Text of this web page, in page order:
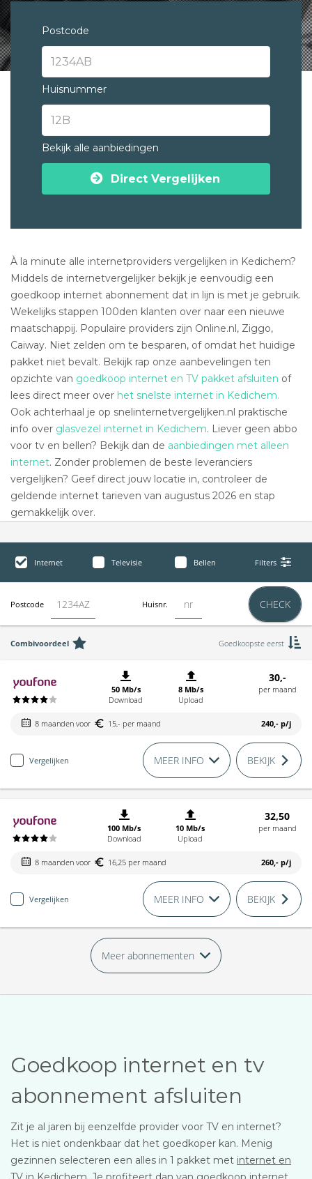
Postcode
Huisnummer
Bekijk alle aanbiedingen
Direct Vergelijken
À la minute alle internetproviders vergelijken in Kedichem?
Middels de internetvergelijker bekijk je eenvoudig een
goedkoop internet abonnement dat in lijn is met je gebruik.
Wekelijks stappen 100den klanten over naar een nieuwe
maatschappij. Populaire providers zijn Online.nl, Ziggo,
Caiway. Niet zelden om te besparen, of omdat het huidige
pakket niet bevalt. Bekijk rap onze aanbevelingen ten
opzichte van goedkoop internet en TV pakket afsluiten of
lees direct meer over het snelste internet in Kedichem.
Ook achterhaal je op snelinternetvergelijken.nl praktische
info over glasvezel internet in Kedichem. Liever geen abbo
voor tv en bellen? Bekijk dan de aanbiedingen met alleen
internet. Zonder problemen de beste leveranciers
vergelijken? Geef direct jouw locatie in, controleer de
geldende internet tarieven van augustus 2026 en stap
gemakkelijk over.
Internet Televisie Bellen Filters
Postcode Huisnr. CHECK
Combivoordeel Goedkoopste eerst
50 Mb/s
Download
8 Mb/s
Upload
30,-
per maand
8 maanden voor 15,- per maand 240,- p/j
Vergelijken MEER INFO BEKIJK
100 Mb/s
Download
10 Mb/s
Upload
32,50
per maand
8 maanden voor 16,25 per maand 260,- p/j
Vergelijken MEER INFO BEKIJK
Meer abonnementen
Goedkoop internet en tv
abonnement afsluiten
Zit je al jaren bij eenzelfde provider voor TV en internet?
Het is niet ondenkbaar dat het goedkoper kan. Menig
gezinnen selecteren een alles in 1 pakket met internet en